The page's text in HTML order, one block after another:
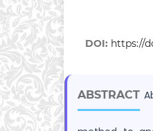
DOI: https://
ABSTRACT